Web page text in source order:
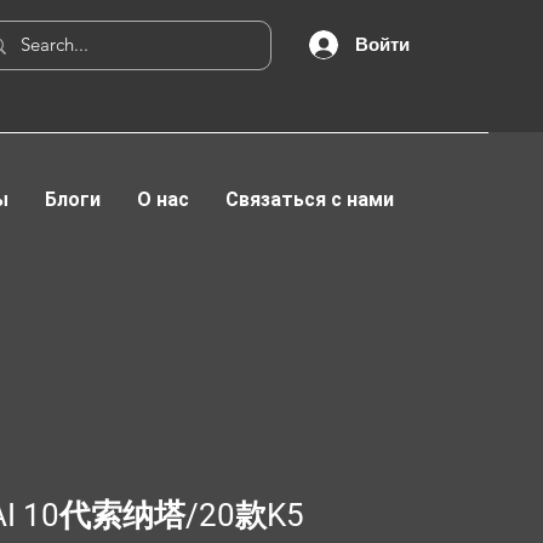
Войти
Блоги О нас Связаться с нами
10代索纳塔/20款K5